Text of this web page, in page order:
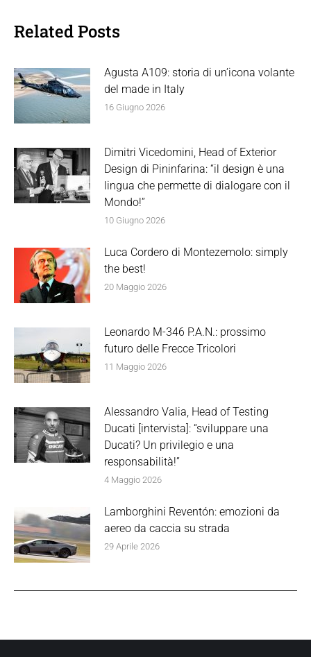
Related Posts
Agusta A109: storia di un’icona volante
del made in Italy
16 Giugno 2026
Dimitri Vicedomini, Head of Exterior
Design di Pininfarina: “il design è una
lingua che permette di dialogare con il
Mondo!”
10 Giugno 2026
Luca Cordero di Montezemolo: simply
the best!
20 Maggio 2026
Leonardo M-346 P.A.N.: prossimo
futuro delle Frecce Tricolori
11 Maggio 2026
Alessandro Valia, Head of Testing
Ducati [intervista]: “sviluppare una
Ducati? Un privilegio e una
responsabilità!”
4 Maggio 2026
Lamborghini Reventón: emozioni da
aereo da caccia su strada
29 Aprile 2026